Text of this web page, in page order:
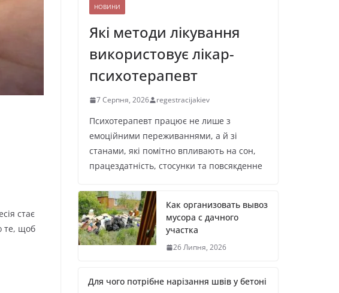
стає
те, щоб
НОВИНИ
Які методи лікування
використовує лікар-
психотерапевт
7 Серпня, 2026 regestracijakiev
Психотерапевт працює не лише з
емоційними переживаннями, а й зі
станами, які помітно впливають на сон,
працездатність, стосунки та повсякденне
Как организовать вывоз
мусора с дачного
участка
26 Липня, 2026
Для чого потрібне нарізання швів у бетоні